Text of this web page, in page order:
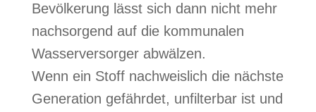
Bevölkerung lässt sich dann nicht mehr
nachsorgend auf die kommunalen
Wasserversorger abwälzen.
Wenn ein Stoff nachweislich die nächste
Generation gefährdet, unfilterbar ist und